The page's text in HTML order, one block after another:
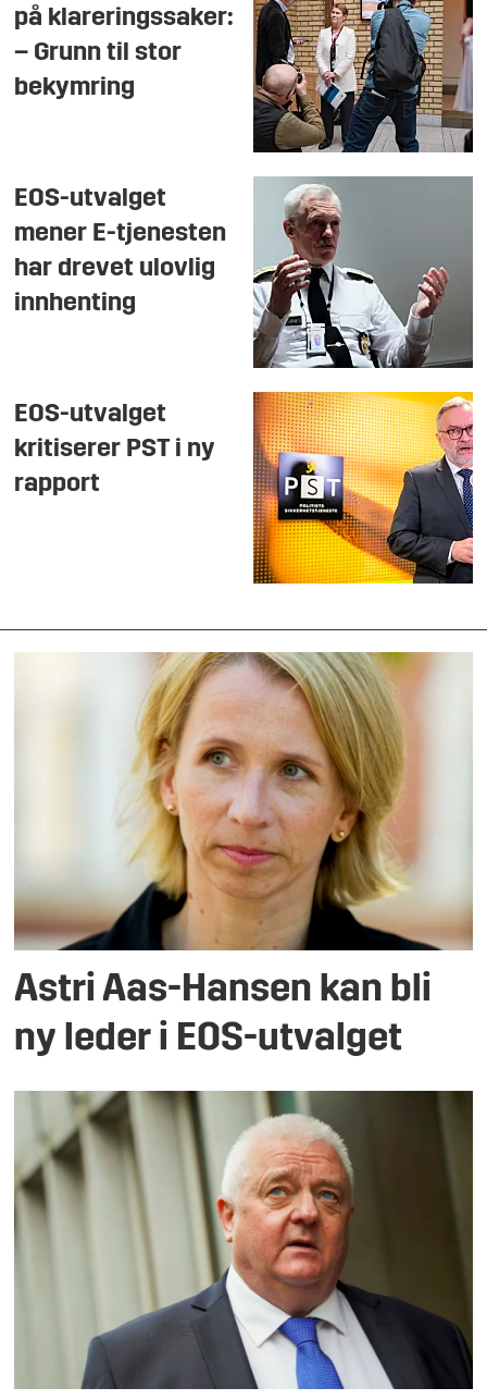
på klareringssaker:
– Grunn til stor
bekymring
EOS-utvalget
mener E-tjenesten
har drevet ulovlig
innhenting
EOS-utvalget
kritiserer PST i ny
rapport
Astri Aas-Hansen kan bli
ny leder i EOS-utvalget